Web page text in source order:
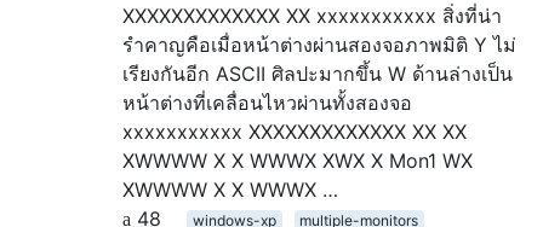
XXXXXXXXXXXXX XX xxxxxxxxxxx สิ่งที่น่า
รำคาญคือเมื่อหน้าต่างผ่านสองจอภาพมิติ Y ไม่
เรียงกันอีก ASCII ศิลปะมากขึ้น W ด้านล่างเป็น
หน้าต่างที่เคลื่อนไหวผ่านทั้งสองจอ
xxxxxxxxxxx XXXXXXXXXXXXX XX XX
XWWWW X X WWWX XWX X Mon1 WX
XWWWW X X WWWX …
48
windows-xp multiple-monitors